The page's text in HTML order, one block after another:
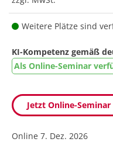
Weitere Plätze sind
KI-Kompetenz gemäß
Als Online-Seminar
Jetzt Online-
Online 7. Dez. 2026